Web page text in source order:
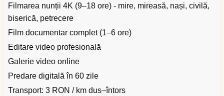
Filmarea nunții 4K (9–18 ore) - mire, mireasă, nași, civilă,
biserică, petrecere
Film documentar complet (1–6 ore)
Editare video profesională
Galerie video online
Predare digitală în 60 zile
Transport: 3 RON / km dus–întors